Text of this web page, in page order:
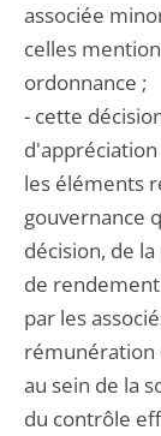
associée
celles
ordonnance ;
- cette
les éléments
gouvernance
décision, de
de
par les
rémunération
au sein de la
du contrôle